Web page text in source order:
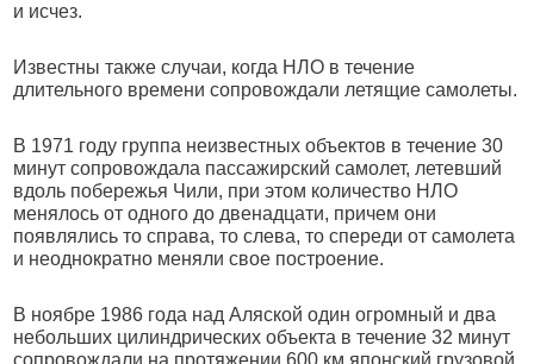
и исчез.
Известны также случаи, когда НЛО в течение
длительного времени сопровождали летящие самолеты.
В 1971 году группа неизвестных объектов в течение 30
минут сопровождала пассажирский самолет, летевший
вдоль побережья Чили, при этом количество НЛО
менялось от одного до двенадцати, причем они
появлялись то справа, то слева, то спереди от самолета
и неоднократно меняли свое построение.
В ноябре 1986 года над Аляской один огромный и два
небольших цилиндрических объекта в течение 32 минут
сопровождали на протяжении 600 км японский грузовой